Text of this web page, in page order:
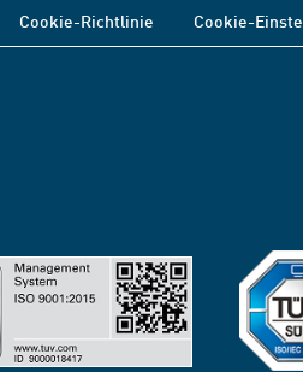
Cookie-Richtlinie Cookie-